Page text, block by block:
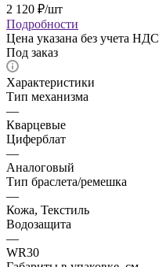
2 120 ₽/шт
Подробности
Цена указана без учета НДС
Под заказ
Характеристики
Тип механизма
—
Кварцевые
Циферблат
—
Аналоговый
Тип браслета/ремешка
—
Кожа, Текстиль
Водозащита
—
WR30